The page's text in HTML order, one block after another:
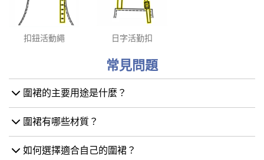
扣鈕活動繩 日字活勤扣
常見問題
圍裙的主要用途是什麼？
圍裙有哪些材質？
如何選擇適合自己的圍裙？